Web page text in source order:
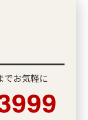
でお気軽に